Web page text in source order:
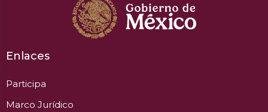
Enlaces
Participa
Marco Jurídico